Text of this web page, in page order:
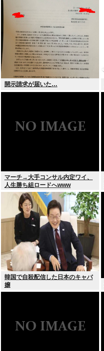
開示請求が届いた…
マーチ→大手コンサル内定ワイ、
人生勝ち組ロードへwww
韓国で自殺配信した日本のキャバ
嬢